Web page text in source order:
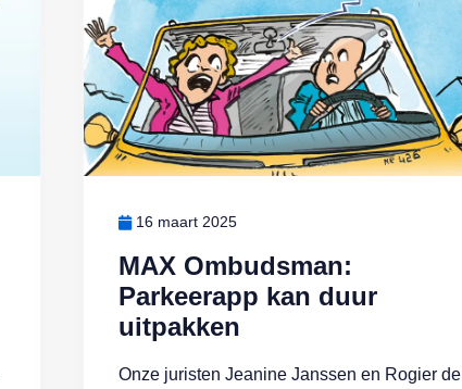
MAX Ombudsman:
Parkeerapp kan duur
uitpakken
16 maart 2025
Onze juristen Jeanine Janssen en Rogier de